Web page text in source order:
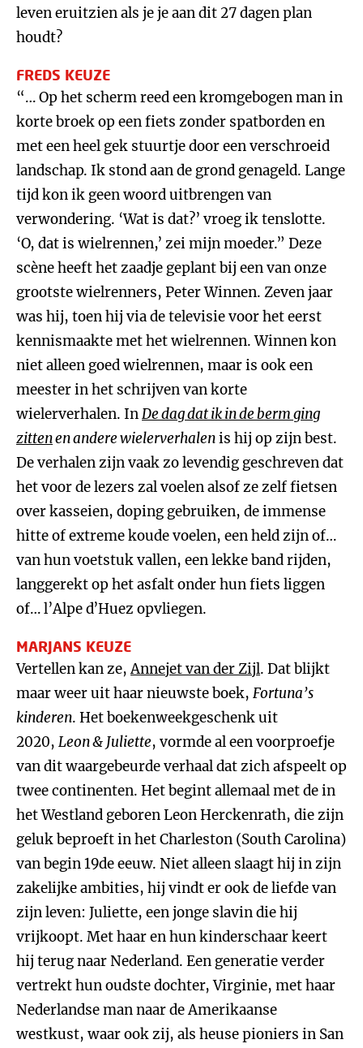
leven eruitzien als je je aan dit 27 dagen plan
houdt?
FREDS KEUZE
“… Op het scherm reed een kromgebogen man in
korte broek op een fiets zonder spatborden en
met een heel gek stuurtje door een verschroeid
landschap. Ik stond aan de grond genageld. Lange
tijd kon ik geen woord uitbrengen van
verwondering. ‘Wat is dat?’ vroeg ik tenslotte.
‘O, dat is wielrennen,’ zei mijn moeder.” Deze
scène heeft het zaadje geplant bij een van onze
grootste wielrenners, Peter Winnen. Zeven jaar
was hij, toen hij via de televisie voor het eerst
kennismaakte met het wielrennen. Winnen kon
niet alleen goed wielrennen, maar is ook een
meester in het schrijven van korte
wielerverhalen. InDe dag dat ik in de berm ging
zittenen andere wielerverhalenis hij op zijn best.
De verhalen zijn vaak zo levendig geschreven dat
het voor de lezers zal voelen alsof ze zelf fietsen
over kasseien, doping gebruiken, de immense
hitte of extreme koude voelen, een held zijn of…
van hun voetstuk vallen, een lekke band rijden,
langgerekt op het asfalt onder hun fiets liggen
of… l’Alpe d’Huez opvliegen.
MARJANS KEUZE
Vertellen kan ze,Annejet van der Zijl. Dat blijkt
maar weer uit haar nieuwste boek, Fortuna’s
kinderen. Het boekenweekgeschenk uit
2020, Leon & Juliette, vormde al een voorproefje
van dit waargebeurde verhaal dat zich afspeelt op
twee continenten. Het begint allemaal met de in
het Westland geboren Leon Herckenrath, die zijn
geluk beproeft in het Charleston (South Carolina)
van begin 19de eeuw. Niet alleen slaagt hij in zijn
zakelijke ambities, hij vindt er ook de liefde van
zijn leven: Juliette, een jonge slavin die hij
vrijkoopt. Met haar en hun kinderschaar keert
hij terug naar Nederland. Een generatie verder
vertrekt hun oudste dochter, Virginie, met haar
Nederlandse man naar de Amerikaanse
westkust, waar ook zij, als heuse pioniers in San